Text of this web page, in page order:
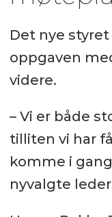
Det nye
oppgaven
videre.
– Vi er både
tilliten vi har
komme i
nyvalgte